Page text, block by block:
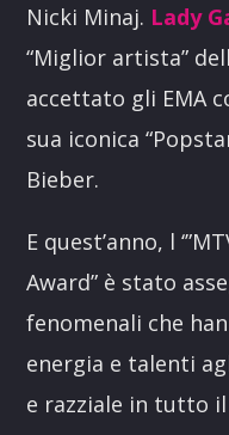
Nicki Minaj. Lady
“Miglior artista”
accettato gli EMA
sua iconica
Bieber.
E quest’anno, l
Award” è stato
fenomenali che
energia e talenti
e razziale in tutto